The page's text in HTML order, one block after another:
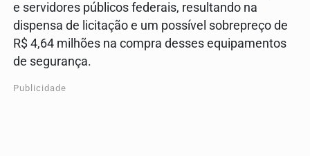
e servidores públicos federais, resultando na
dispensa de licitação e um possível sobrepreço de
R$ 4,64 milhões na compra desses equipamentos
de segurança.
Publicidade